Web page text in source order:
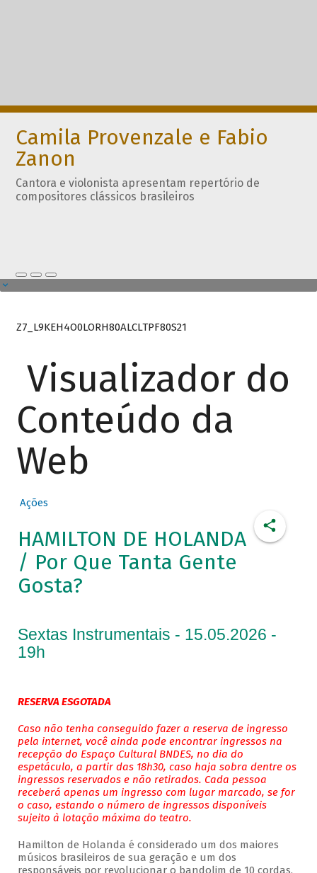
Camila Provenzale e Fabio
Zanon
Cantora e violonista apresentam repertório de
compositores clássicos brasileiros
Z7_L9KEH4O0LORH80ALCLTPF80S21
Visualizador do
Conteúdo da
Web
Ações
HAMILTON DE HOLANDA
/ Por Que Tanta Gente
Gosta?
Sextas Instrumentais - 15.05.2026 -
19h
RESERVA ESGOTADA
Caso não tenha conseguido fazer a reserva de ingresso
pela internet, você ainda pode encontrar ingressos na
recepção do Espaço Cultural BNDES, no dia do
espetáculo, a partir das 18h30, caso haja sobra dentre os
ingressos reservados e não retirados. Cada pessoa
receberá apenas um ingresso com lugar marcado, se for
o caso, estando o número de ingressos disponíveis
sujeito à lotação máxima do teatro.
Hamilton de Holanda é considerado um dos maiores
músicos brasileiros de sua geração e um dos